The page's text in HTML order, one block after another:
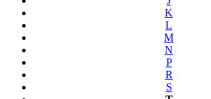
K
L
M
N
P
R
S